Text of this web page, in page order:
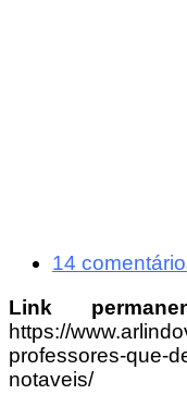
14
Link
https://
professores-que-
notaveis/